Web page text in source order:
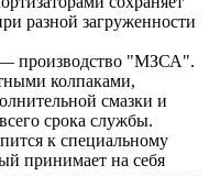
разной загруженности
производство "МЗСА".
колпаками,
смазки и
срока службы.
к специальному
принимает на себя